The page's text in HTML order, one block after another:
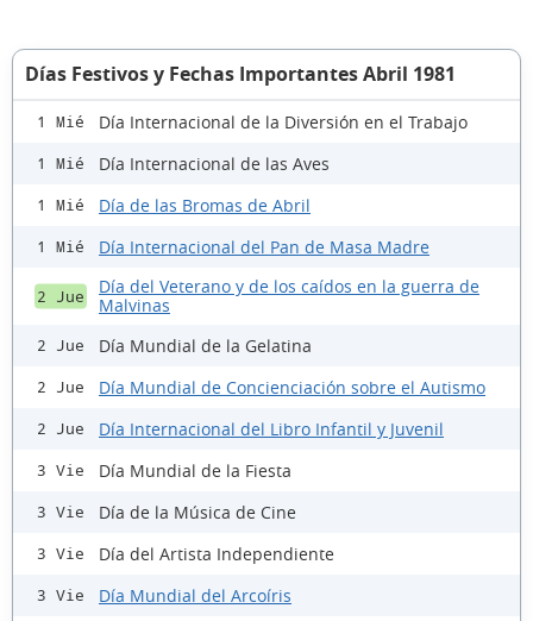
Días Festivos y Fechas Importantes Abril 1981
1 Mié Día Internacional de la Diversión en el Trabajo
1 Mié Día Internacional de las Aves
1 Mié Día de las Bromas de Abril
1 Mié Día Internacional del Pan de Masa Madre
2 Jue
Día del Veterano y de los caídos en la guerra de
Malvinas
2 Jue Día Mundial de la Gelatina
2 Jue Día Mundial de Concienciación sobre el Autismo
2 Jue Día Internacional del Libro Infantil y Juvenil
3 Vie Día Mundial de la Fiesta
3 Vie Día de la Música de Cine
3 Vie Día del Artista Independiente
3 Vie Día Mundial del Arcoíris